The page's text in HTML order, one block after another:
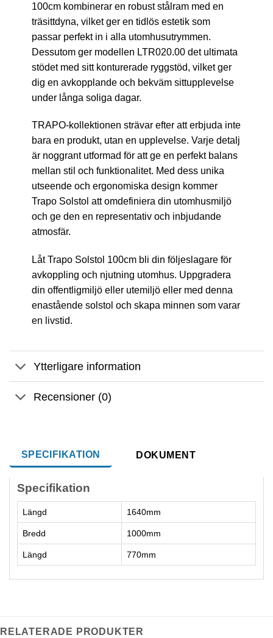
100cm kombinerar en robust stålram med en
träsittdyna, vilket ger en tidlös estetik som
passar perfekt in i alla utomhusutrymmen.
Dessutom ger modellen LTR020.00 det ultimata
stödet med sitt konturerade ryggstöd, vilket ger
dig en avkopplande och bekväm sittupplevelse
under långa soliga dagar.
TRAPO-kollektionen strävar efter att erbjuda inte
bara en produkt, utan en upplevelse. Varje detalj
är noggrant utformad för att ge en perfekt balans
mellan stil och funktionalitet. Med dess unika
utseende och ergonomiska design kommer
Trapo Solstol att omdefiniera din utomhusmiljö
och ge den en representativ och inbjudande
atmosfär.
Låt Trapo Solstol 100cm bli din följeslagare för
avkoppling och njutning utomhus. Uppgradera
din offentligmiljö eller utemiljö eller med denna
enastående solstol och skapa minnen som varar
en livstid.
Ytterligare information
Recensioner (0)
SPECIFIKATION DOKUMENT
Specifikation
Längd 1640mm
Bredd 1000mm
Längd 770mm
RELATERADE PRODUKTER